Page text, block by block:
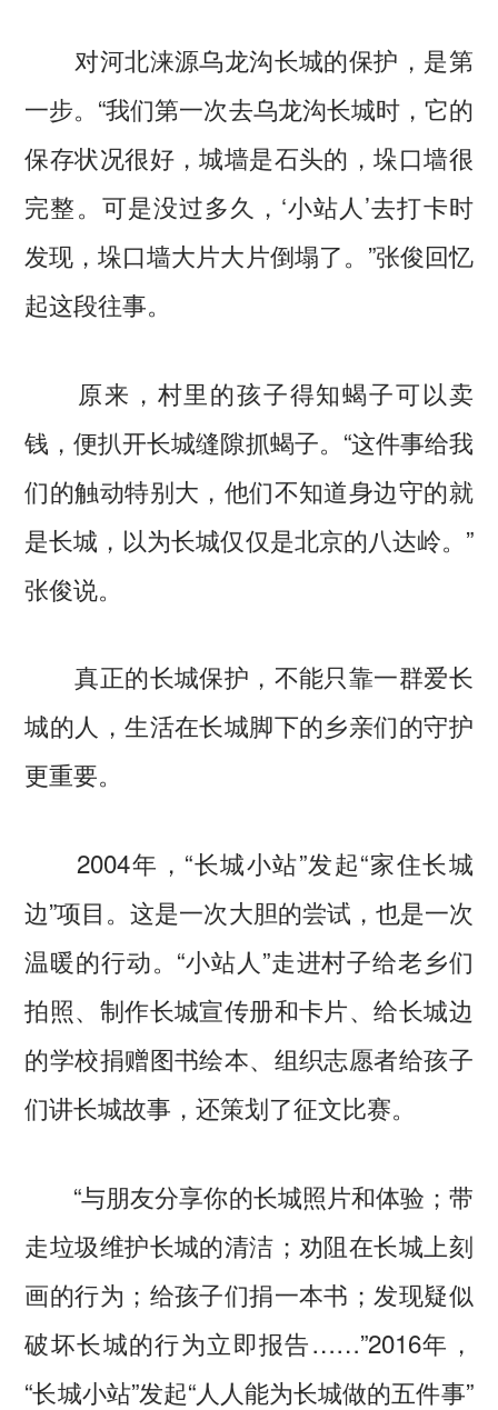
对河北涞源乌龙沟长城的保护，是第
一步。“我们第一次去乌龙沟长城时，它的
保存状况很好，城墙是石头的，垛口墙很
完整。可是没过多久，‘小站人’去打卡时
发现，垛口墙大片大片倒塌了。”张俊回忆
起这段往事。
原来，村里的孩子得知蝎子可以卖
钱，便扒开长城缝隙抓蝎子。“这件事给我
们的触动特别大，他们不知道身边守的就
是长城，以为长城仅仅是北京的八达岭。”
张俊说。
真正的长城保护，不能只靠一群爱长
城的人，生活在长城脚下的乡亲们的守护
更重要。
2004年，“长城小站”发起“家住长城
边”项目。这是一次大胆的尝试，也是一次
温暖的行动。“小站人”走进村子给老乡们
拍照、制作长城宣传册和卡片、给长城边
的学校捐赠图书绘本、组织志愿者给孩子
们讲长城故事，还策划了征文比赛。
“与朋友分享你的长城照片和体验；带
走垃圾维护长城的清洁；劝阻在长城上刻
画的行为；给孩子们捐一本书；发现疑似
破坏长城的行为立即报告……”2016年，
“长城小站”发起“人人能为长城做的五件事”